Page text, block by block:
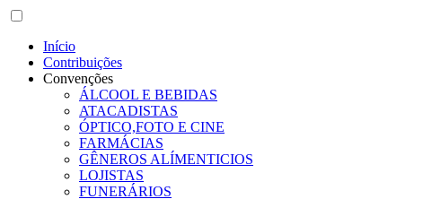
Início
Contribuições
Convenções
ÁLCOOL E BEBIDAS
ATACADISTAS
ÓPTICO,FOTO E CINE
FARMÁCIAS
GÊNEROS ALÍMENTICIOS
LOJISTAS
FUNERÁRIOS